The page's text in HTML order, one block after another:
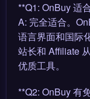
**Q1: OnBuy 适
A: 完全适合。
语言界面和国际
站长和 Affiliate
优质工具。
**Q2: OnBuy 有